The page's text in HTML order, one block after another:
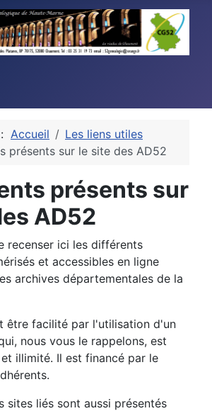
Accueil
Les liens utiles
présents sur le site des AD52
présents sur
AD52
recenser ici les différents
et accessibles en ligne
archives départementales de la
être facilité par l'utilisation d'un
nous vous le rappelons, est
illimité. Il est financé par le
sites liés sont aussi présentés